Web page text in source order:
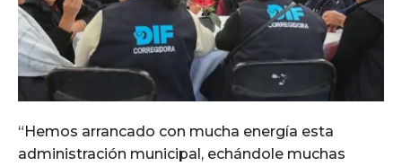
“Hemos arrancado con mucha energía esta
administración municipal, echándole muchas